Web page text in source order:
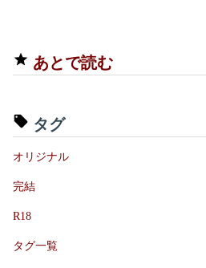
あとで読む
タグ
オリジナル
完結
R18
タグ一覧